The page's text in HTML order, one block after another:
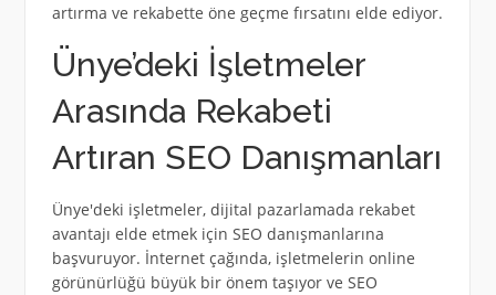
artırma ve rekabette öne geçme fırsatını elde ediyor.
Ünye’deki İşletmeler
Arasında Rekabeti
Artıran SEO Danışmanları
Ünye'deki işletmeler, dijital pazarlamada rekabet
avantajı elde etmek için SEO danışmanlarına
başvuruyor. İnternet çağında, işletmelerin online
görünürlüğü büyük bir önem taşıyor ve SEO